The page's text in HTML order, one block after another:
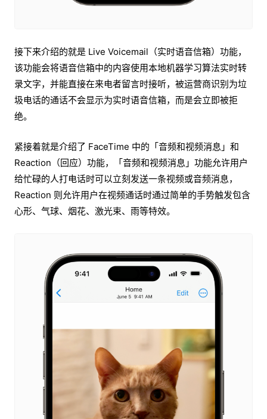
接下来介绍的就是 Live Voicemail（实时语音信箱）功能，
该功能会将语音信箱中的内容使用本地机器学习算法实时转
录文字，并能直接在来电者留言时接听，被运营商识别为垃
圾电话的通话不会显示为实时语音信箱，而是会立即被拒
绝。
紧接着就是介绍了 FaceTime 中的「音频和视频消息」和
Reaction（回应）功能，「音频和视频消息」功能允许用户
给忙碌的人打电话时可以立刻发送一条视频或音频消息，
Reaction 则允许用户在视频通话时通过简单的手势触发包含
心形、气球、烟花、激光束、雨等特效。